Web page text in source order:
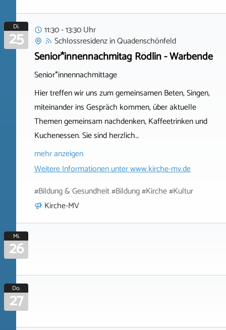
Di.
25
11:30 - 13:30 Uhr
SchlossresidenzinQuadenschönfeld
Senior*innennachmitag Rödlin - Warbende
Senior*innennachmittage
Hier treffen wir uns zum gemeinsamen Beten, Singen,
miteinander ins Gespräch kommen, über aktuelle
Themen gemeinsam nachdenken, Kaffeetrinken und
Kuchenessen. Sie sind herzlich…
mehr anzeigen
Weitere Informationen unterwww.kirche-mv.de
#Bildung & Gesundheit #Bildung #Kirche #Kultur
Kirche-MV
Mi.
26
Do.
27